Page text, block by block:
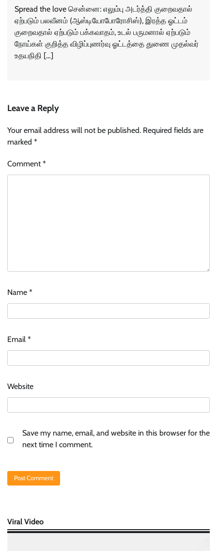
Spread the love சென்னை: எலும்பு அடர்த்தி குறைவதால்
ஏற்படும் பலவீனம் (ஆஸ்டியோபோரோசிஸ்), இரத்த ஓட்டம்
குறைவதால் ஏற்படும் பக்கவாதம், உடல் பருமனால் ஏற்படும்
நோய்கள் குறித்த விழிப்புணர்வு ஓட்டத்தை துணை முதல்வர்
உதயநிதி […]
Leave a Reply
Your email address will not be published. Required fields are
marked *
Comment*
Name *
Email *
Website
Save my name, email, and website in this browser for the
next time I comment.
Viral Video